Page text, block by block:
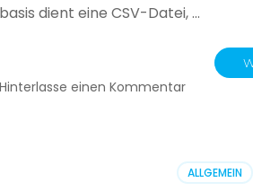
dient eine CSV-Datei, …
Hinterlasse einen Kommentarzu
Benutzer
aus
ALLGEMEIN